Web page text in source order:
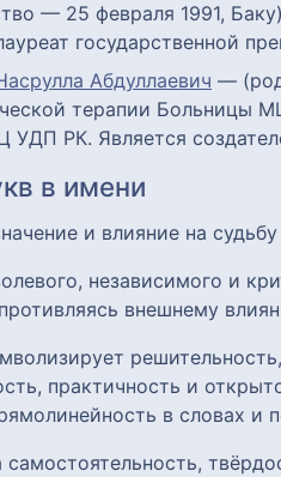
— 25 февраля 1991,
государственной
Абдуллаевич —
терапии Больницы
УДП РК. Является
в имени
и влияние на
независимого и
внешнему
практичность и
в словах и
самостоятельность,